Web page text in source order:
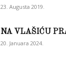
23. Augusta 2019.
NA VLAŠIĆU
20. Januara 2024.